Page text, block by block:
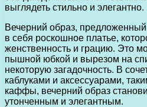
выглядеть стильно и элегантно.
Вечерний образ,
в себя роскошное платье,
женственность и грацию. Это
пышной юбкой и вырезом на
некоторую загадочность. В
каблуками и аксессуарами,
каффы, вечерний образ
утонченным и элегантным.